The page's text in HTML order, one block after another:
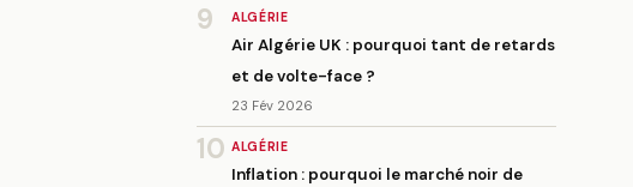
9 ALGÉRIE
Air Algérie UK : pourquoi tant de retards
et de volte-face ?
23 Fév 2026
10 ALGÉRIE
Inflation : pourquoi le marché noir de